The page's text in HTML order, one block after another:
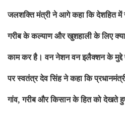
जलशक्ति मंत्री ने आगे कहा कि देशहित में
गरीब के कल्याण और खुशहाली के लिए
काम कर है। वन नेशन वन इलैक्शन के
पर स्वतंत्र देव सिंह ने कहा कि
गांव, गरीब और किसान के हित को देखते